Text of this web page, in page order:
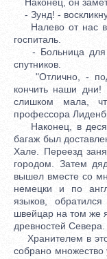
- Зунд! -
Налево от нас
госпиталь.
- Больница для
спутников.
"Отлично, -
кончить наши
слишком мала,
профессора
Наконец, в
багаж был
Хале. Переезд
городом. Затем
вышел вместе со
немецки и по
языков,
швейцар на том же
древностей Севера.
Хранителем в
собрано